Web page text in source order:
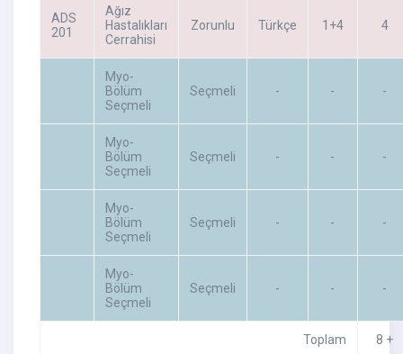
ADS
201
Ağız
Hastalıkları
Cerrahisi
Zorunlu Türkçe 1+4 4
Myo-
Bölüm
Seçmeli
Seçmeli - - -
Myo-
Bölüm
Seçmeli
Seçmeli - - -
Myo-
Bölüm
Seçmeli
Seçmeli - - -
Myo-
Bölüm
Seçmeli
Seçmeli - - -
Toplam 8 +